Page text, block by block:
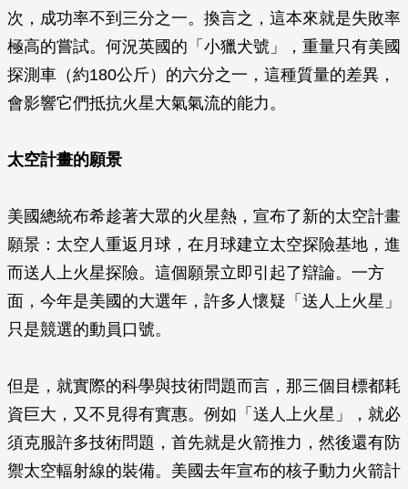
次，成功率不到三分之一。換言之，這本來就是失敗率
極高的嘗試。何況英國的「小獵犬號」，重量只有美國
探測車（約180公斤）的六分之一，這種質量的差異，
會影響它們抵抗火星大氣氣流的能力。
太空計畫的願景
美國總統布希趁著大眾的火星熱，宣布了新的太空計畫
願景：太空人重返月球，在月球建立太空探險基地，進
而送人上火星探險。這個願景立即引起了辯論。一方
面，今年是美國的大選年，許多人懷疑「送人上火星」
只是競選的動員口號。
但是，就實際的科學與技術問題而言，那三個目標都耗
資巨大，又不見得有實惠。例如「送人上火星」，就必
須克服許多技術問題，首先就是火箭推力，然後還有防
禦太空輻射線的裝備。美國去年宣布的核子動力火箭計